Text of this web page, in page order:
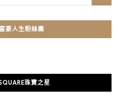
豪人生粉絲團
珠寶之星